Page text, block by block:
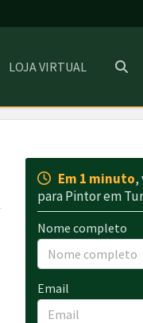
LOJA VIRTUAL
Em 1 minuto,
para Pintor em
Nome completo
Email